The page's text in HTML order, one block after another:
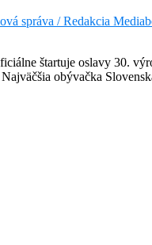
správa / Redakcia
štartuje oslavy 30.
obývačka